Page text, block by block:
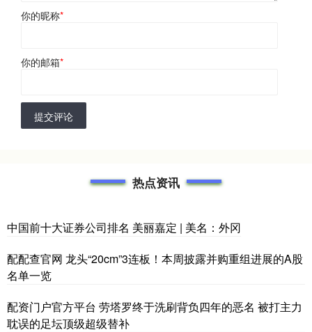
你的昵称*
你的邮箱*
提交评论
热点资讯
中国前十大证券公司排名 美丽嘉定 | 美名：外冈
配配查官网 龙头“20cm”3连板！本周披露并购重组进展的A股
名单一览
配资门户官方平台 劳塔罗终于洗刷背负四年的恶名 被打主力
耽误的足坛顶级超级替补